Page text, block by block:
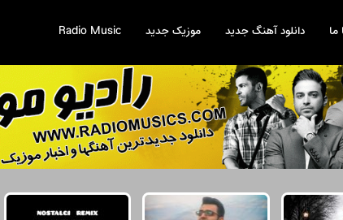
دانلود آهنگ جدید موزیک جدید Radio Music